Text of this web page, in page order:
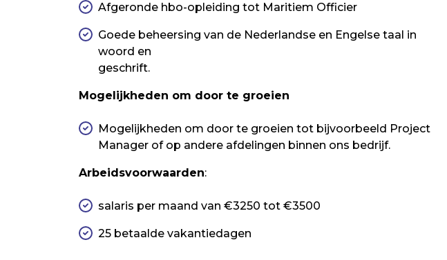
Afgeronde hbo-opleiding tot Maritiem Officier
Goede beheersing van de Nederlandse en Engelse taal in
woord en
geschrift.
Mogelijkheden om door te groeien
Mogelijkheden om door te groeien tot bijvoorbeeld Project
Manager of op andere afdelingen binnen ons bedrijf.
Arbeidsvoorwaarden:
salaris per maand van €3250 tot €3500
25 betaalde vakantiedagen